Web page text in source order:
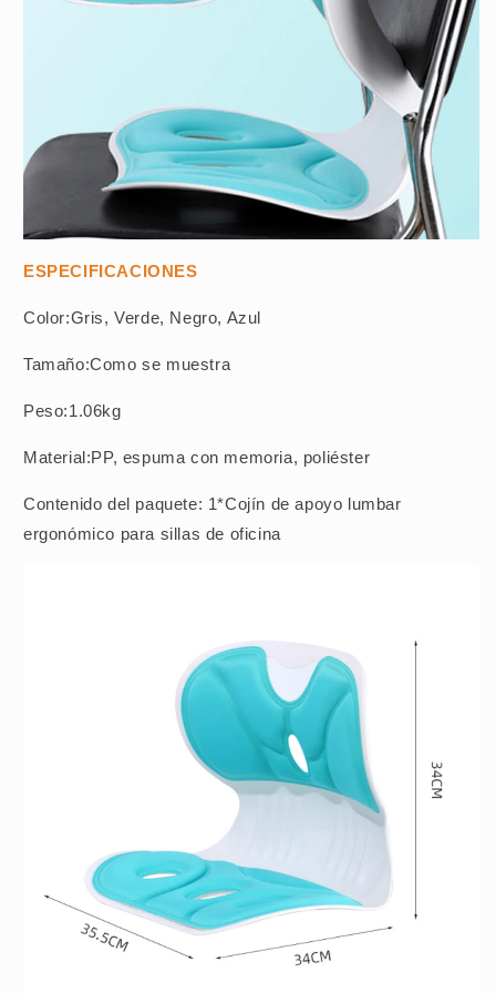
ESPECIFICACIONES
Color:Gris, Verde, Negro, Azul
Tamaño:Como se muestra
Peso:1.06kg
Material:PP, espuma con memoria, poliéster
Contenido del paquete: 1*Cojín de apoyo lumbar
ergonómico para sillas de oficina